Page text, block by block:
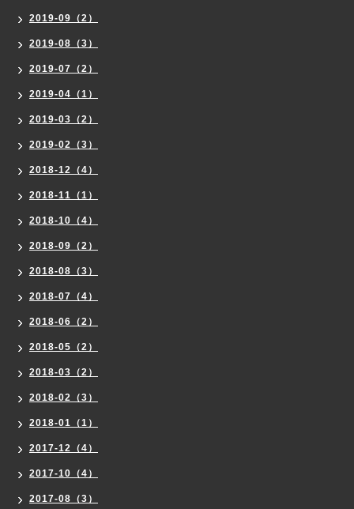
2019-09（2）
2019-08（3）
2019-07（2）
2019-04（1）
2019-03（2）
2019-02（3）
2018-12（4）
2018-11（1）
2018-10（4）
2018-09（2）
2018-08（3）
2018-07（4）
2018-06（2）
2018-05（2）
2018-03（2）
2018-02（3）
2018-01（1）
2017-12（4）
2017-10（4）
2017-08（3）